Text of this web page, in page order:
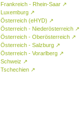
Frankreich - Rhein-Saar ↗
Luxemburg ↗
Österreich (eHYD) ↗
Österreich - Niederösterreich ↗
Österreich - Oberösterreich ↗
Österreich - Salzburg ↗
Österreich - Vorarlberg ↗
Schweiz ↗
Tschechien ↗